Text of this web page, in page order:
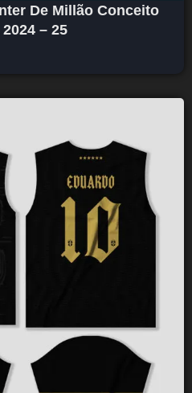
De Millão Conceito
– 25